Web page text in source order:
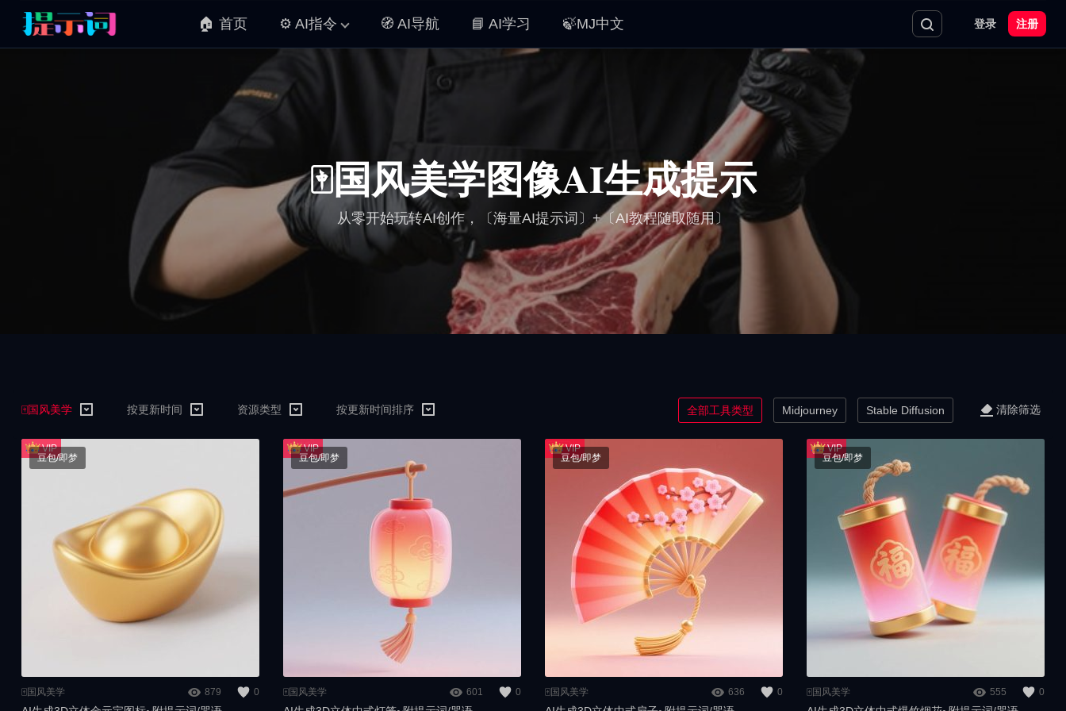
🏠 首页 ⚙️ AI指令 🧭 AI导航 📘 AI学习 🍃MJ中文 登录 注册
🀄️国风美学图像AI生成提示
从零开始玩转AI创作，〔海量AI提示词〕+〔AI教程随取随用〕
🀄️国风美学 按更新时间 资源类型 按更新时间排序 全部工具类型 Midjourney Stable Diffusion 清除筛选
🀄️国风美学 879 0
豆包/即梦
🀄️国风美学 601 0
豆包/即梦
🀄️国风美学 636 0
豆包/即梦
🀄️国风美学 555 0
豆包/即梦